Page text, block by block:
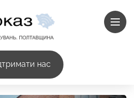
нас